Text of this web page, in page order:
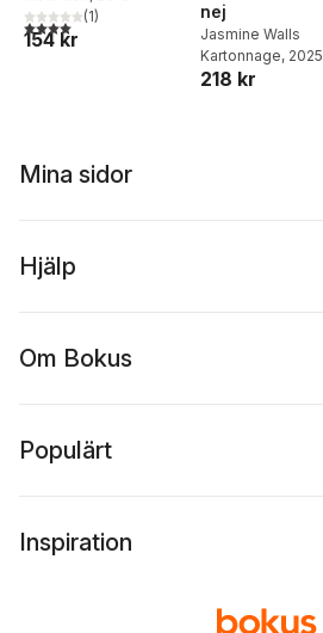
4,0utav 5 stjärnor. Totalt antal röster:
(1)
154 kr
nej
Jasmine Walls
Kartonnage, 2025
218 kr
Mina sidor
Hjälp
Om Bokus
Populärt
Inspiration